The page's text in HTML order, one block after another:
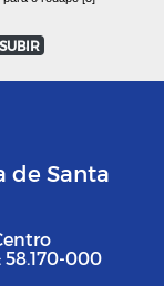
SUBIR
de Santa
58.170-000